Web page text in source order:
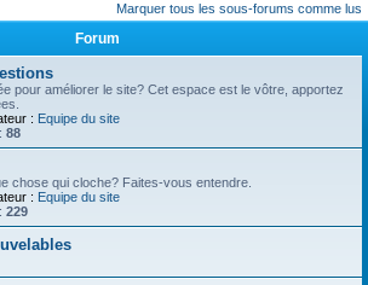
h
Marquer tous les sous-forums comme lus
Forum
pour améliorer le site? Cet espace est le vôtre, apportez
: Equipe du site
88
chose qui cloche? Faites-vous entendre.
: Equipe du site
229